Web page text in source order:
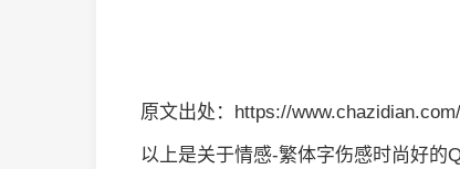
原文出处：https://
以上是关于情感-繁体字伤感时尚好的